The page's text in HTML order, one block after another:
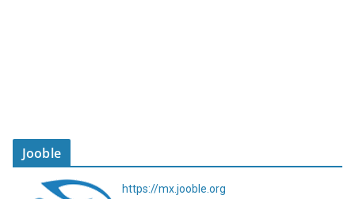
Jooble
https://mx.jooble.org